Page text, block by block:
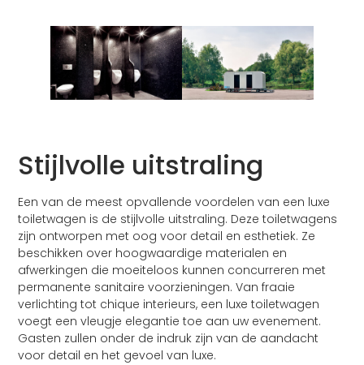
Stijlvolle uitstraling
Een van de meest opvallende voordelen van een luxe
toiletwagen is de stijlvolle uitstraling. Deze toiletwagens
zijn ontworpen met oog voor detail en esthetiek. Ze
beschikken over hoogwaardige materialen en
afwerkingen die moeiteloos kunnen concurreren met
permanente sanitaire voorzieningen. Van fraaie
verlichting tot chique interieurs, een luxe toiletwagen
voegt een vleugje elegantie toe aan uw evenement.
Gasten zullen onder de indruk zijn van de aandacht
voor detail en het gevoel van luxe.